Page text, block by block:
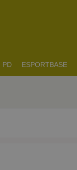
PD ESPORTBASE